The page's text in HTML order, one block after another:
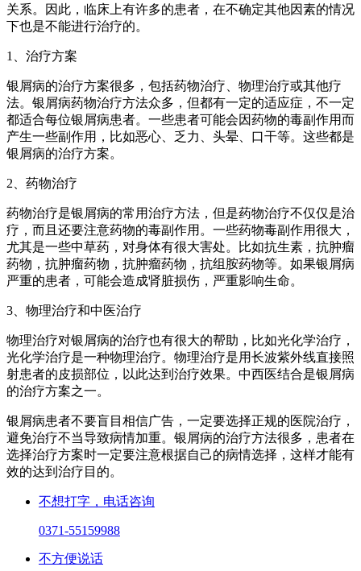
关系。因此，临床上有许多的患者，在不确定其他因素的情况
下也是不能进行治疗的。
1、治疗方案
银屑病的治疗方案很多，包括药物治疗、物理治疗或其他疗
法。银屑病药物治疗方法众多，但都有一定的适应症，不一定
都适合每位银屑病患者。一些患者可能会因药物的毒副作用而
产生一些副作用，比如恶心、乏力、头晕、口干等。这些都是
银屑病的治疗方案。
2、药物治疗
药物治疗是银屑病的常用治疗方法，但是药物治疗不仅仅是治
疗，而且还要注意药物的毒副作用。一些药物毒副作用很大，
尤其是一些中草药，对身体有很大害处。比如抗生素，抗肿瘤
药物，抗肿瘤药物，抗肿瘤药物，抗组胺药物等。如果银屑病
严重的患者，可能会造成肾脏损伤，严重影响生命。
3、物理治疗和中医治疗
物理治疗对银屑病的治疗也有很大的帮助，比如光化学治疗，
光化学治疗是一种物理治疗。物理治疗是用长波紫外线直接照
射患者的皮损部位，以此达到治疗效果。中西医结合是银屑病
的治疗方案之一。
银屑病患者不要盲目相信广告，一定要选择正规的医院治疗，
避免治疗不当导致病情加重。银屑病的治疗方法很多，患者在
选择治疗方案时一定要注意根据自己的病情选择，这样才能有
效的达到治疗目的。
不想打字，电话咨询
0371-55159988
不方便说话